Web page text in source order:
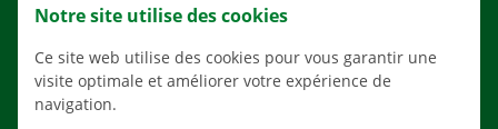
AGENCES
APPLI
SOLUTIONS DE DÉMÉNAGEMENT
Notre site utilise des cookies
Ce site web utilise des cookies pour vous garantir une
visite optimale et améliorer votre expérience de
navigation.